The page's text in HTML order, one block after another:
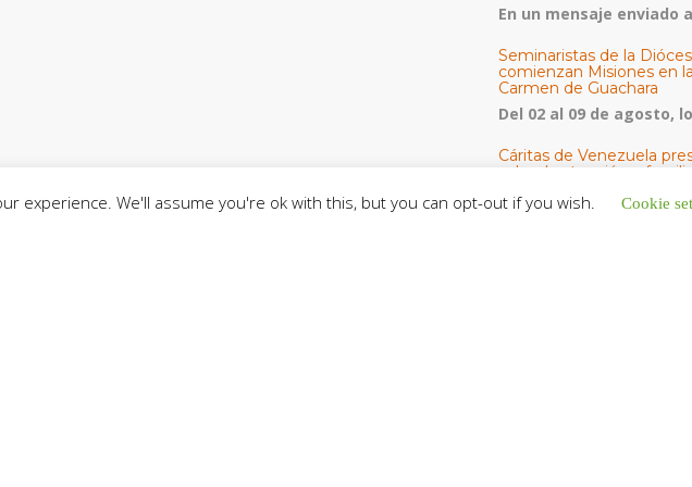
En un mensaje enviado
Seminaristas de la
comienzan Misiones en
Carmen de Guachara
Del 02 al 09 de agosto,
Cáritas de Venezuela
sobre la atención a
Cáritas de Venezuela
experience. We'll assume you're ok with this, but you can opt-out if you wish. Cookie